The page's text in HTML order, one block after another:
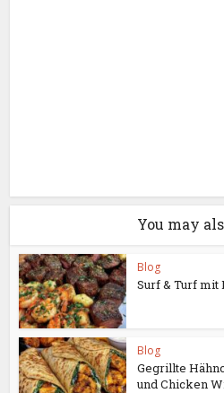
You may
Blog
Surf & Turf mit
Blog
Gegrillte
und Chicken